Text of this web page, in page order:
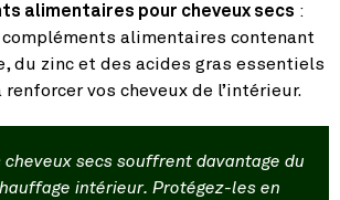
alimentaires pour cheveux secs :
compléments alimentaires contenant
du zinc et des acides gras essentiels
vos cheveux de l’intérieur.
cheveux secs souffrent davantage du
intérieur. Protégez-les en